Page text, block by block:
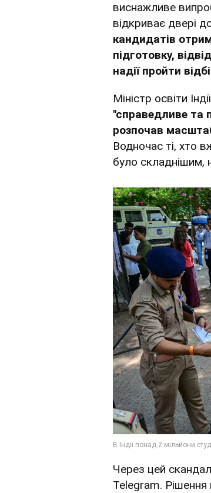
виснажливе
відкриває двері
кандидатів
підготовку,
надії пройти
Міністр освіти
"справедливе та
розпочав
Водночас ті, хто
було складнішим,
Через цей
Telegram. Рішення